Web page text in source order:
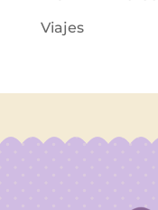
Viajes